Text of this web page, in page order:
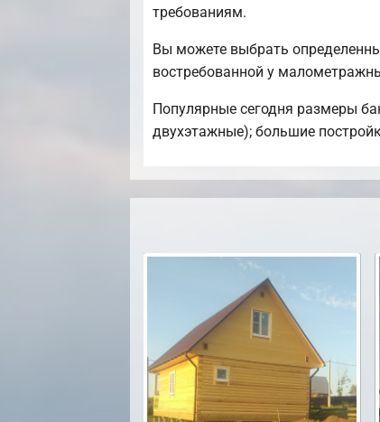
требованиям.
Вы можете выбрать
востребованной у
Популярные сегодня размеры
двухэтажные); большие